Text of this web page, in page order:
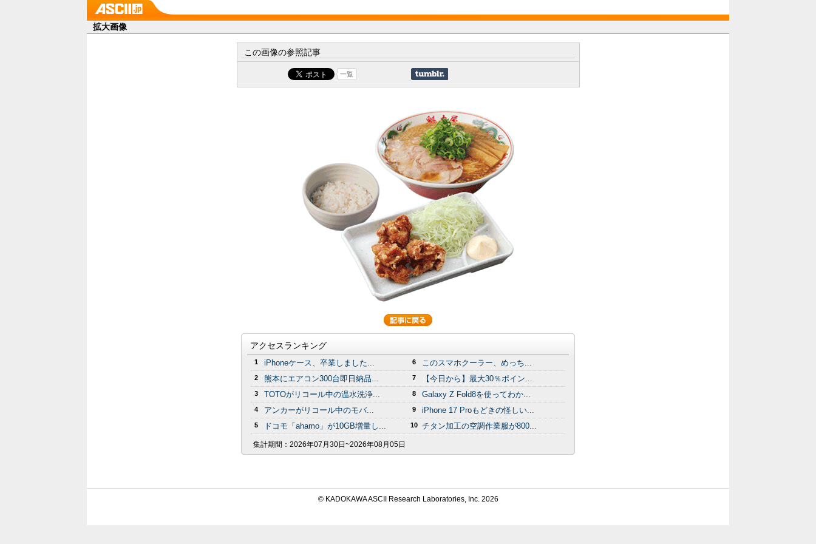
拡大画像
この画像の参照記事
一覧
アクセスランキング
1 iPhoneケース、卒業しました...
2 熊本にエアコン300台即日納品...
3 TOTOがリコール中の温水洗浄...
4 アンカーがリコール中のモバ...
5 ドコモ「ahamo」が10GB増量し...
6 このスマホクーラー、めっち...
7 【今日から】最大30％ポイン...
8 Galaxy Z Fold8を使ってわか...
9 iPhone 17 Proもどきの怪しい...
10 チタン加工の空調作業服が800...
集計期間： 2026年07月30日~2026年08月05日
© KADOKAWA ASCII Research Laboratories, Inc. 2026